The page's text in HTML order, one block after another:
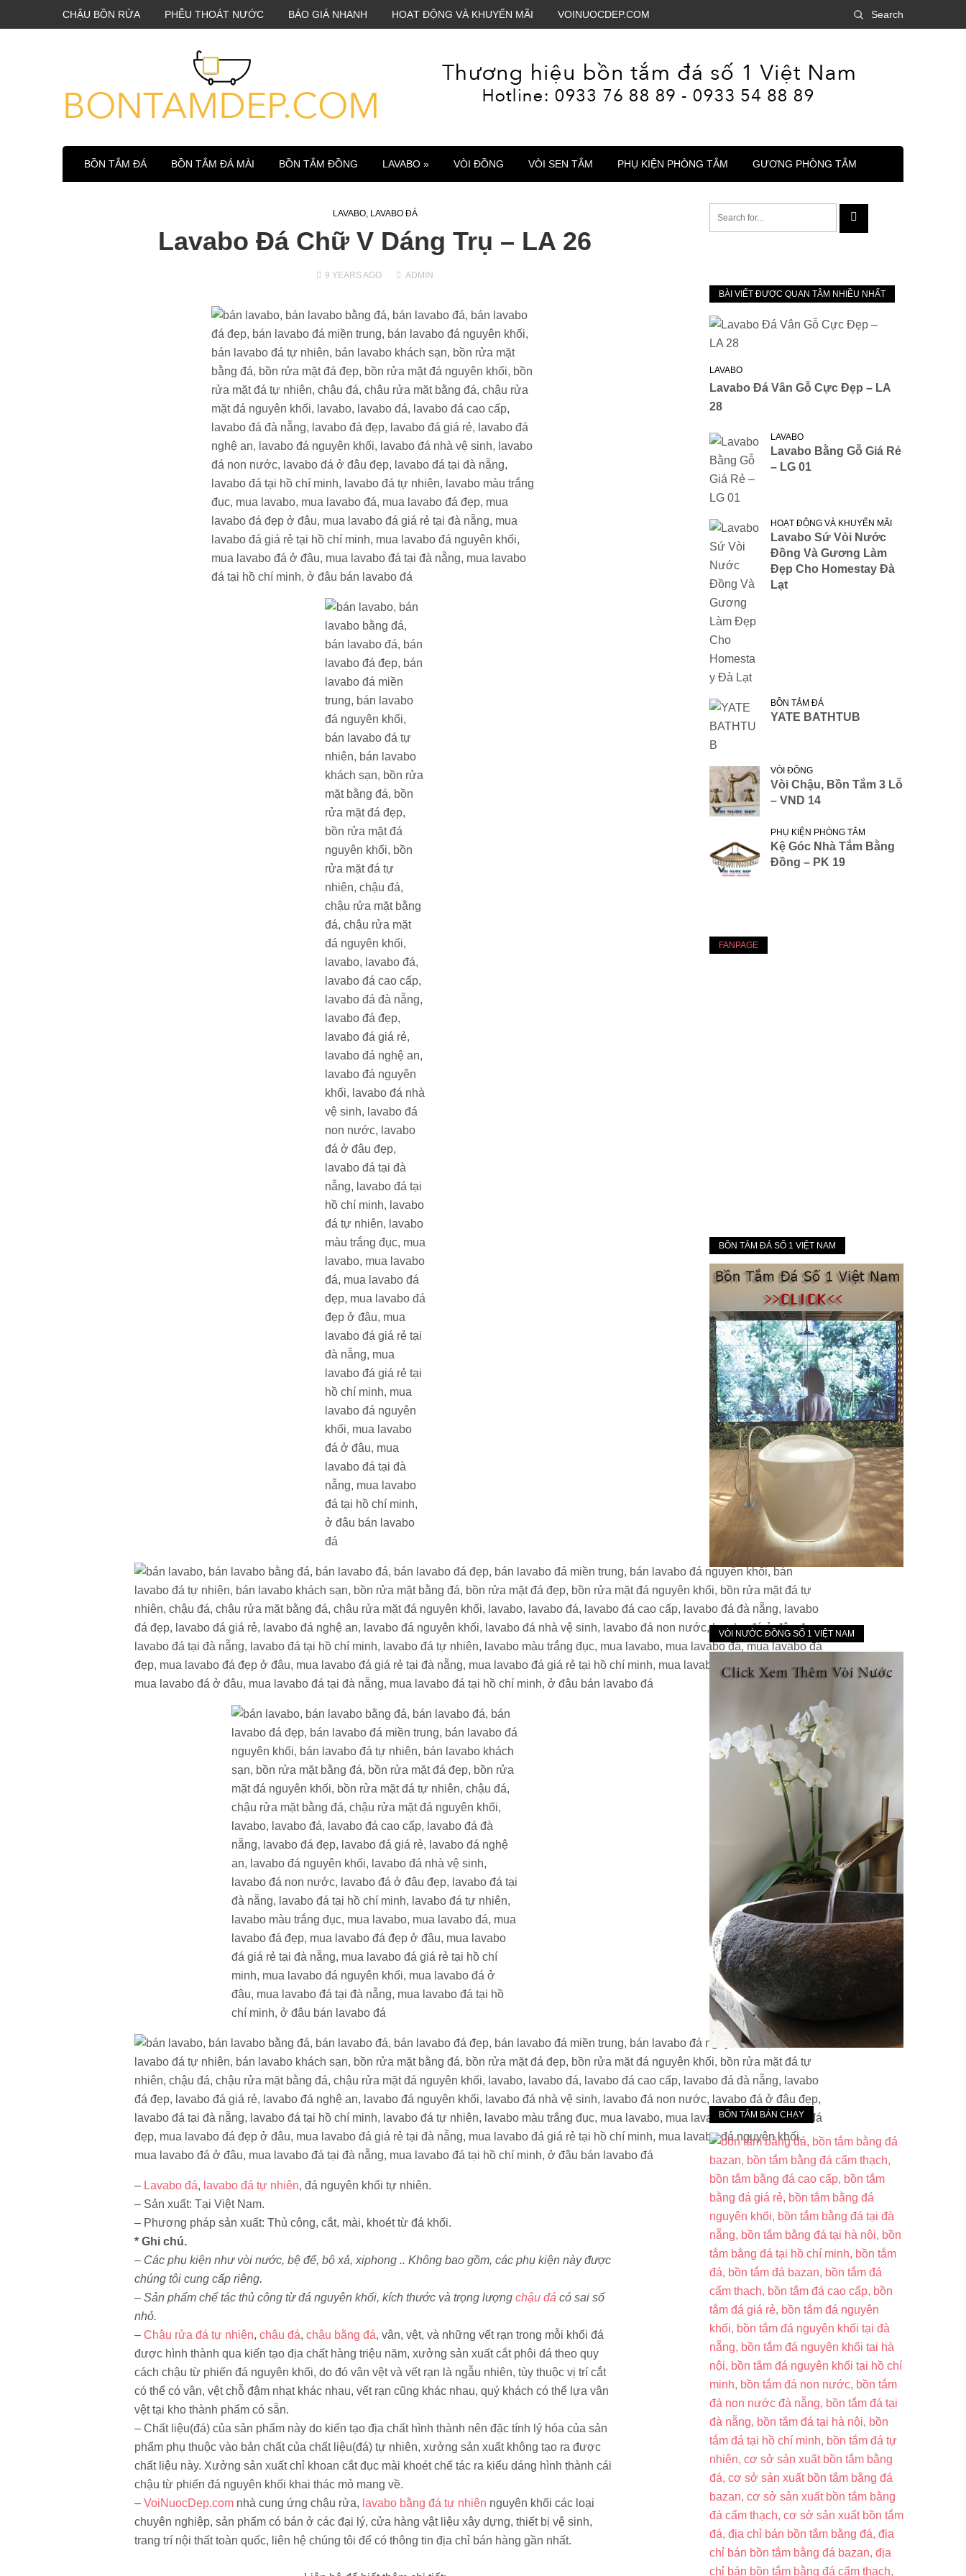
CHẬU BỒN RỬA PHỄU THOÁT NƯỚC BÁO GIÁ NHANH HOẠT ĐỘNG VÀ KHUYẾN MÃI VOINUOCDEP.COM Search
BỒN TẮM ĐÁ BỒN TẮM ĐÁ MÀI BỒN TẮM ĐỒNG LAVABO » VÒI ĐỒNG VÒI SEN TẮM PHỤ KIỆN PHÒNG TẮM GƯƠNG PHÒNG TẮM
LAVABO, LAVABO ĐÁ
Lavabo Đá Chữ V Dáng Trụ – LA 26
9 YEARSAGO ADMIN
– Lavabo đá, lavabo đá tự nhiên, đá nguyên khối tự nhiên.
– Sản xuất: Tại Việt Nam.
– Phương pháp sản xuất: Thủ công, cắt, mài, khoét từ đá khối.
* Ghi chú.
– Các phụ kiện như vòi nước, bệ để, bộ xả, xiphong .. Không bao gồm, các phụ kiện này được
chúng tôi cung cấp riêng.
– Sản phẩm chế tác thủ công từ đá nguyên khối, kích thước và trọng lượng chậu đá có sai số
nhỏ.
– Chậu rửa đá tự nhiên, chậu đá, chậu bằng đá, vân, vệt, và những vết rạn trong mỗi khối đá
được hình thành qua kiến tạo địa chất hàng triệu năm, xưởng sản xuất cắt phôi đá theo quy
cách chậu từ phiến đá nguyên khối, do đó vân vệt và vết rạn là ngẫu nhiên, tùy thuộc vị trí cắt
có thể có vân, vệt chỗ đậm nhạt khác nhau, vết rạn cũng khác nhau, quý khách có thể lựa vân
vệt tại kho thành phẩm có sẵn.
– Chất liệu(đá) của sản phẩm này do kiến tạo địa chất hình thành nên đặc tính lý hóa của sản
phẩm phụ thuộc vào bản chất của chất liệu(đá) tự nhiên, xưởng sản xuất không tạo ra được
chất liệu này. Xưởng sản xuất chỉ khoan cắt đục mài khoét chế tác ra kiểu dáng hình thành cái
chậu từ phiến đá nguyên khối khai thác mỏ mang về.
– VoiNuocDep.com nhà cung ứng chậu rửa, lavabo bằng đá tự nhiên nguyên khối các loại
chuyên nghiệp, sản phẩm có bán ở các đại lý, cửa hàng vật liệu xây dựng, thiết bị vệ sinh,
trang trí nội thất toàn quốc, liên hệ chúng tôi để có thông tin địa chỉ bán hàng gần nhất.
BÀI VIẾT ĐƯỢC QUAN TÂM NHIỀU NHẤT
LAVABO
Lavabo Đá Vân Gỗ Cực Đẹp – LA
28
LAVABO
Lavabo Bằng Gỗ Giá Rẻ
– LG 01
HOẠT ĐỘNG VÀ KHUYẾN MÃI
Lavabo Sứ Vòi Nước
Đồng Và Gương Làm
Đẹp Cho Homestay Đà
Lạt
BỒN TẮM ĐÁ
YATE BATHTUB
VÒI ĐỒNG
Vòi Chậu, Bồn Tắm 3 Lỗ
– VND 14
PHỤ KIỆN PHÒNG TẮM
Kệ Góc Nhà Tắm Bằng
Đồng – PK 19
FANPAGE
BỒN TẮM ĐÁ SỐ 1 VIỆT NAM
VÒI NƯỚC ĐỒNG SỐ 1 VIỆT NAM
BỒN TẮM BÁN CHẠY